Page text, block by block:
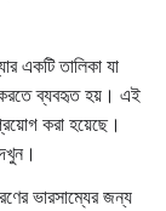
একটি তালিকা যা
ব্যবহৃত হয়। এই
করা হয়েছে।
ভারসাম্যের জন্য